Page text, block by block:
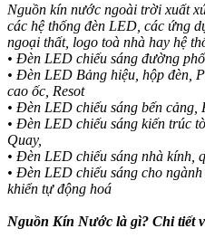
Nguồn kín nước ngoài trời xuất
các hệ thống đèn LED, các ứng
ngoại thất, logo toà nhà hay hệ
• Đèn LED chiếu sáng đường phố
• Đèn LED Bảng hiệu, hộp đèn,
cao ốc, Resot
• Đèn LED chiếu sáng bến cảng,
• Đèn LED chiếu sáng kiến ​​trúc
Quay,
• Đèn LED chiếu sáng nhà kính,
• Đèn LED chiếu sáng cho
khiển tự động hoá
Nguồn Kín Nước là gì? Chi tiết